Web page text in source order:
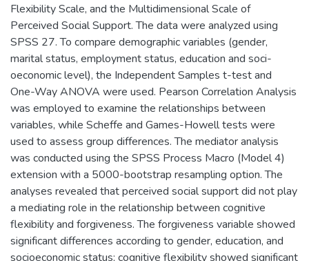
Flexibility Scale, and the Multidimensional Scale of
Perceived Social Support. The data were analyzed using
SPSS 27. To compare demographic variables (gender,
marital status, employment status, education and soci-
oeconomic level), the Independent Samples t-test and
One-Way ANOVA were used. Pearson Correlation Analysis
was employed to examine the relationships between
variables, while Scheffe and Games-Howell tests were
used to assess group differences. The mediator analysis
was conducted using the SPSS Process Macro (Model 4)
extension with a 5000-bootstrap resampling option. The
analyses revealed that perceived social support did not play
a mediating role in the relationship between cognitive
flexibility and forgiveness. The forgiveness variable showed
significant differences according to gender, education, and
socioeconomic status; cognitive flexibility showed significant